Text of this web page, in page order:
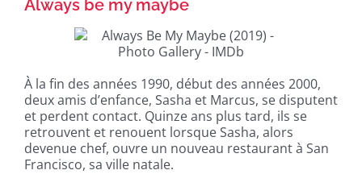
Always be my maybe
À la fin des années 1990, début des années 2000,
deux amis d’enfance, Sasha et Marcus, se disputent
et perdent contact. Quinze ans plus tard, ils se
retrouvent et renouent lorsque Sasha, alors
devenue chef, ouvre un nouveau restaurant à San
Francisco, sa ville natale.